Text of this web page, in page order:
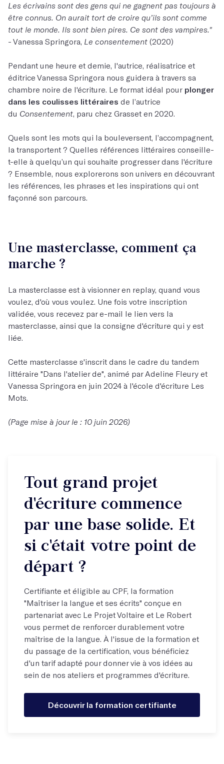
Les écrivains sont des gens qui ne gagnent pas toujours à
être connus. On aurait tort de croire qu’ils sont comme
tout le monde. Ils sont bien pires. Ce sont des vampires."
- Vanessa Springora, Le consentement (2020)
Pendant une heure et demie, l'autrice, réalisatrice et
éditrice Vanessa Springora nous guidera à travers sa
chambre noire de l'écriture. Le format idéal pour plonger
dans les coulisses littéraires de l’autrice
du Consentement, paru chez Grasset en 2020.
Quels sont les mots qui la bouleversent, l’accompagnent,
la transportent ? Quelles références littéraires conseille-
t-elle à quelqu’un qui souhaite progresser dans l'écriture
? Ensemble, nous explorerons son univers en découvrant
les références, les phrases et les inspirations qui ont
façonné son parcours.
Une masterclasse, comment ça
marche ?
La masterclasse est à visionner en replay, quand vous
voulez, d'où vous voulez. Une fois votre inscription
validée, vous recevez par e-mail le lien vers la
masterclasse, ainsi que la consigne d'écriture qui y est
liée.
Cette masterclasse s'inscrit dans le cadre du tandem
littéraire "Dans l'atelier de", animé par Adeline Fleury et
Vanessa Springora en juin 2024 à l'école d'écriture Les
Mots.
(Page mise à jour le : 10 juin 2026)
Tout grand projet
d'écriture commence
par une base solide. Et
si c'était votre point de
départ ?
Certifiante et éligible au CPF, la formation
"Maîtriser la langue et ses écrits" conçue en
partenariat avec Le Projet Voltaire et Le Robert
vous permet de renforcer durablement votre
maîtrise de la langue. À l'issue de la formation et
du passage de la certification, vous bénéficiez
d'un tarif adapté pour donner vie à vos idées au
sein de nos ateliers et programmes d'écriture.
Découvrir la formation certifiante